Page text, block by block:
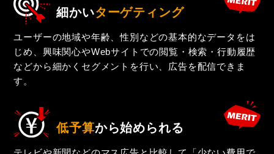
細かいターゲティング
ユーザーの地域や年齢、性別などの基本的なデータをは
じめ、興味関心やWebサイトでの閲覧・検索・行動履歴
などから細かくセグメントを行い、広告を配信できま
す。
低予算から始められる